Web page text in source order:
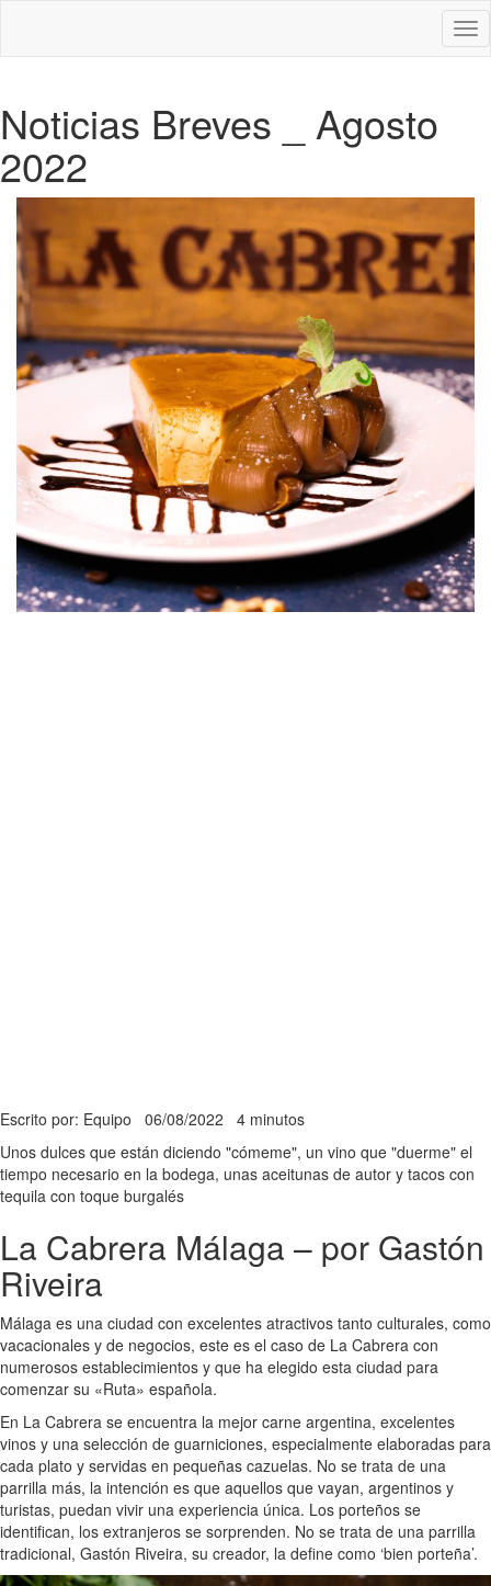
Noticias Breves _ Agosto
2022
Escrito por: Equipo 06/08/2022 4 minutos
Unos dulces que están diciendo "cómeme", un vino que "duerme" el
tiempo necesario en la bodega, unas aceitunas de autor y tacos con
tequila con toque burgalés
La Cabrera Málaga – por Gastón
Riveira
Málaga es una ciudad con excelentes atractivos tanto culturales, como
vacacionales y de negocios, este es el caso de La Cabrera con
numerosos establecimientos y que ha elegido esta ciudad para
comenzar su «Ruta» española.
En La Cabrera se encuentra la mejor carne argentina, excelentes
vinos y una selección de guarniciones, especialmente elaboradas para
cada plato y servidas en pequeñas cazuelas. No se trata de una
parrilla más, la intención es que aquellos que vayan, argentinos y
turistas, puedan vivir una experiencia única. Los porteños se
identifican, los extranjeros se sorprenden. No se trata de una parrilla
tradicional, Gastón Riveira, su creador, la define como ‘bien porteña’.